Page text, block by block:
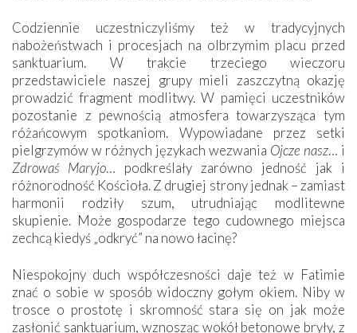
Codziennie uczestniczyliśmy też w tradycyjnych
nabożeństwach i procesjach na olbrzymim placu przed
sanktuarium. W trakcie trzeciego wieczoru
przedstawiciele naszej grupy mieli zaszczytną okazję
prowadzić fragment modlitwy. W pamięci uczestników
pozostanie z pewnością atmosfera towarzysząca tym
różańcowym spotkaniom. Wypowiadane przez setki
pielgrzymów w różnych językach wezwania Ojcze nasz… i
Zdrowaś Maryjo… podkreślały zarówno jedność jak i
różnorodność Kościoła. Z drugiej strony jednak – zamiast
harmonii rodziły szum, utrudniając modlitewne
skupienie. Może gospodarze tego cudownego miejsca
zechcą kiedyś „odkryć” na nowo łacinę?
Niespokojny duch współczesności daje też w Fatimie
znać o sobie w sposób widoczny gołym okiem. Niby w
trosce o prostotę i skromność stara się on jak może
zasłonić sanktuarium, wznosząc wokół betonowe bryły, z